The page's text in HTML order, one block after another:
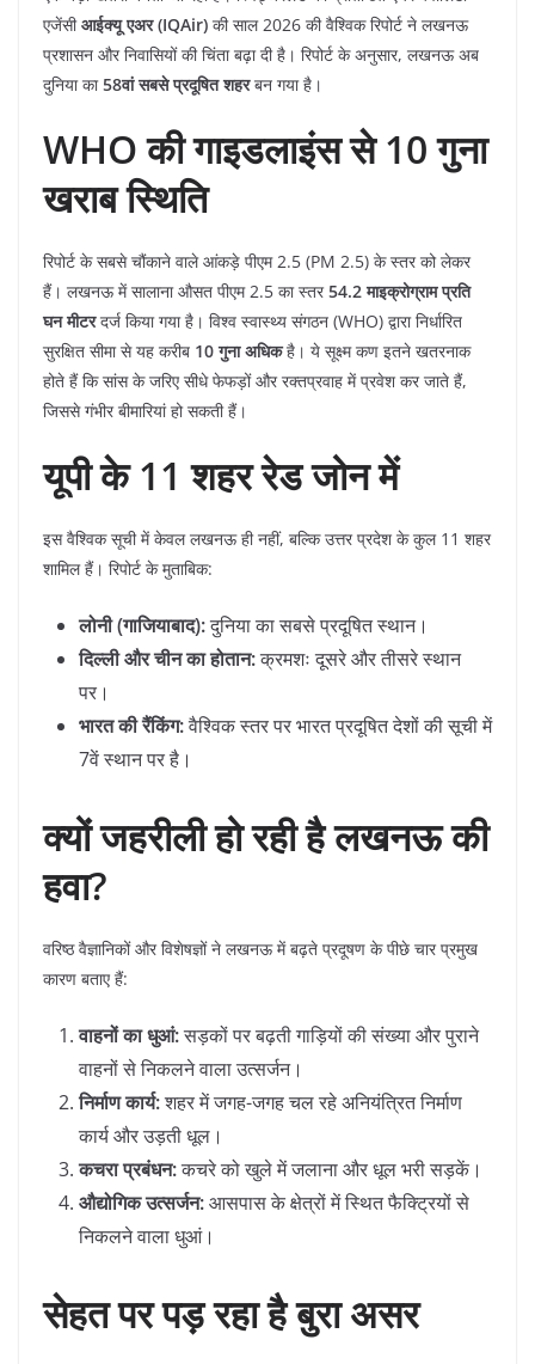
एजेंसीआईक्यू एअर (IQAir) की साल 2026 की वैश्विक रिपोर्ट ने लखनऊ
प्रशासन और निवासियों की चिंता बढ़ा दी है। रिपोर्ट के अनुसार, लखनऊ अब
दुनिया का58वां सबसे प्रदूषित शहरबन गया है।
WHO की गाइडलाइंस से 10 गुना
खराब स्थिति
​रिपोर्ट के सबसे चौंकाने वाले आंकड़े पीएम 2.5 (PM 2.5) के स्तर को लेकर
हैं। लखनऊ में सालाना औसत पीएम 2.5 का स्तर54.2 माइक्रोग्राम प्रति
घन मीटरदर्ज किया गया है। विश्व स्वास्थ्य संगठन (WHO) द्वारा निर्धारित
सुरक्षित सीमा से यह करीब 10 गुना अधिकहै। ये सूक्ष्म कण इतने खतरनाक
होते हैं कि सांस के जरिए सीधे फेफड़ों और रक्तप्रवाह में प्रवेश कर जाते हैं,
जिससे गंभीर बीमारियां हो सकती हैं।
यूपी के 11 शहर रेड जोन में
​इस वैश्विक सूची में केवल लखनऊ ही नहीं, बल्कि उत्तर प्रदेश के कुल 11 शहर
शामिल हैं। रिपोर्ट के मुताबिक:
लोनी (गाजियाबाद):दुनिया का सबसे प्रदूषित स्थान।
दिल्ली और चीन का होतान:क्रमशः दूसरे और तीसरे स्थान
पर।
भारत की रैंकिंग:वैश्विक स्तर पर भारत प्रदूषित देशों की सूची में
7वें स्थान पर है।
क्यों जहरीली हो रही है लखनऊ की
हवा?
​वरिष्ठ वैज्ञानिकों और विशेषज्ञों ने लखनऊ में बढ़ते प्रदूषण के पीछे चार प्रमुख
कारण बताए हैं:
वाहनों का धुआं:सड़कों पर बढ़ती गाड़ियों की संख्या और पुराने
वाहनों से निकलने वाला उत्सर्जन।
निर्माण कार्य:शहर में जगह-जगह चल रहे अनियंत्रित निर्माण
कार्य और उड़ती धूल।
कचरा प्रबंधन:कचरे को खुले में जलाना और धूल भरी सड़कें।
औद्योगिक उत्सर्जन:आसपास के क्षेत्रों में स्थित फैक्ट्रियों से
निकलने वाला धुआं।
सेहत पर पड़ रहा है बुरा असर